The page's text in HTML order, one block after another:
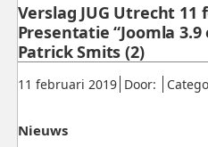
Gepubliceerd:
11 februari 2019. Door:
Verslag JUG Utrecht 11
Presentatie “Joomla 3.9
Patrick Smits (2)
Nieuws